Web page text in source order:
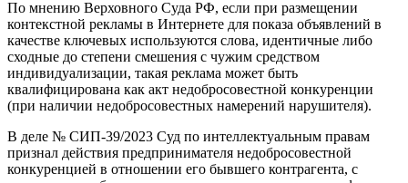
По мнению Верховного Суда РФ, если при размещении
контекстной рекламы в Интернете для показа объявлений в
качестве ключевых используются слова, идентичные либо
сходные до степени смешения с чужим средством
индивидуализации, такая реклама может быть
квалифицирована как акт недобросовестной конкуренции
(при наличии недобросовестных намерений нарушителя).
В деле № СИП-39/2023 Суд по интеллектуальным правам
признал действия предпринимателя недобросовестной
конкуренцией в отношении его бывшего контрагента, с